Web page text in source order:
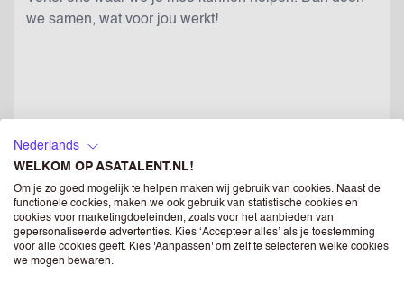
TIK DE CODE OVER
Voorlezen
Vernieuwen
Nederlands
WELKOM OP ASATALENT.NL!
Om je zo goed mogelijk te helpen maken wij gebruik van cookies. Naast de
functionele cookies, maken we ook gebruik van statistische cookies en
cookies voor marketingdoeleinden, zoals voor het aanbieden van
gepersonaliseerde advertenties. Kies ‘Accepteer alles’ als je toestemming
voor alle cookies geeft. Kies 'Aanpassen' om zelf te selecteren welke cookies
we mogen bewaren.